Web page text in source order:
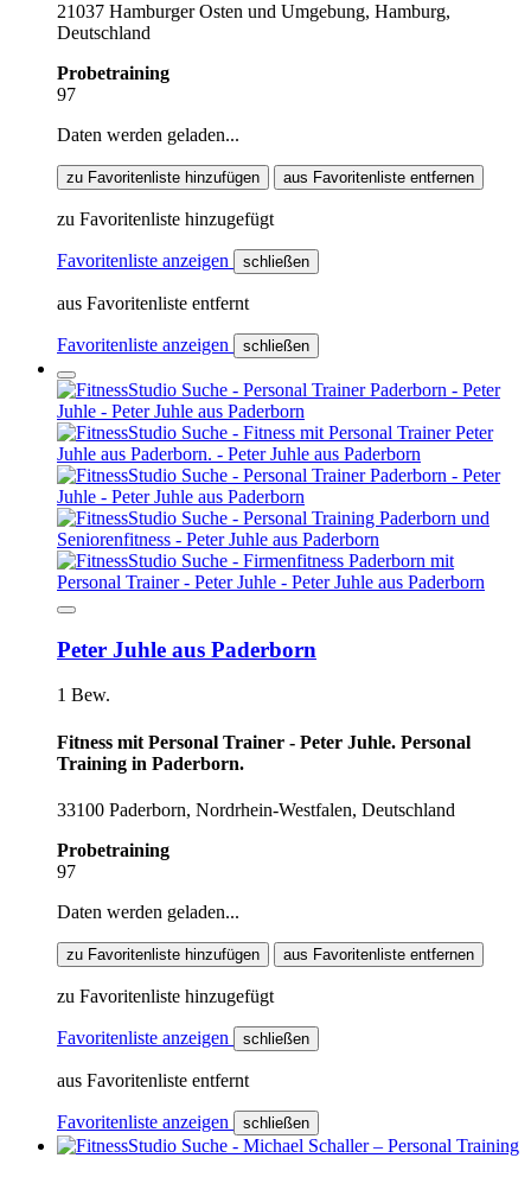
21037 Hamburger Osten und Umgebung, Hamburg,
Deutschland
Probetraining
97
Daten werden geladen...
zu Favoritenliste hinzufügen aus Favoritenliste entfernen
zu Favoritenliste hinzugefügt
Favoritenliste anzeigen schließen
aus Favoritenliste entfernt
Favoritenliste anzeigen schließen
Peter Juhle aus Paderborn
1 Bew.
Fitness mit Personal Trainer - Peter Juhle. Personal
Training in Paderborn.
33100 Paderborn, Nordrhein-Westfalen, Deutschland
Probetraining
97
Daten werden geladen...
zu Favoritenliste hinzufügen aus Favoritenliste entfernen
zu Favoritenliste hinzugefügt
Favoritenliste anzeigen schließen
aus Favoritenliste entfernt
Favoritenliste anzeigen schließen